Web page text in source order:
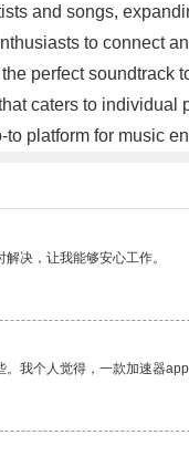
and songs,
to connect
perfect
caters to
platform for music
决，让我能够安心工作。
我个人觉得，一款加速器